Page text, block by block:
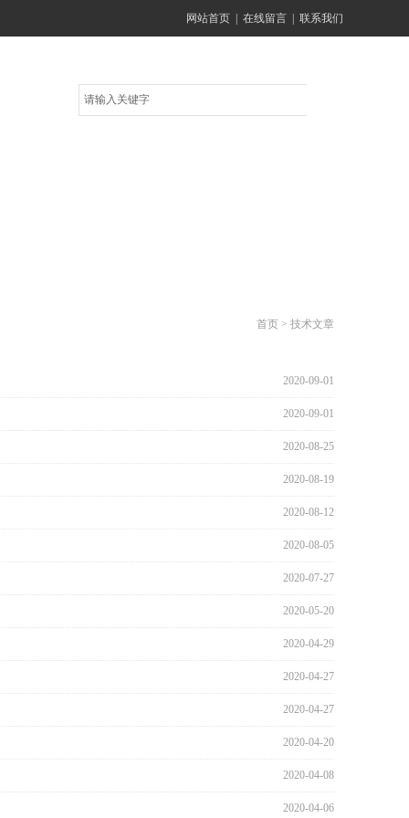
网站首页 在线留言 联系我们
首页 > 技术文章
2020-09-01
2020-09-01
2020-08-25
2020-08-19
2020-08-12
2020-08-05
2020-07-27
2020-05-20
2020-04-29
2020-04-27
2020-04-27
2020-04-20
2020-04-08
2020-04-06